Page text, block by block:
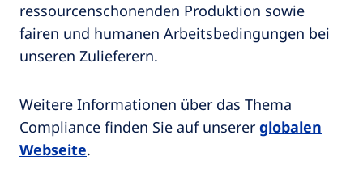
ressourcenschonenden Produktion sowie
fairen und humanen Arbeitsbedingungen bei
unseren Zulieferern.
Weitere Informationen über das Thema
Compliance finden Sie auf unserer globalen
Webseite.